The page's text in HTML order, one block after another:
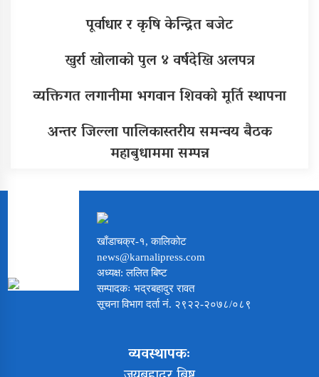
पूर्वाधार र कृषि केन्द्रित बजेट
खुर्रा खोलाको पुल ४ वर्षदेखि अलपत्र
व्यक्तिगत लगानीमा भगवान शिवको मूर्ति स्थापना
अन्तर जिल्ला पालिकास्तरीय समन्वय बैठक
महाबुधाममा सम्पन्न
खाँडाचक्र-१, कालिकोट
news@karnalipress.com
अध्यक्ष: ललित बिष्ट
सम्पादकः भद्रबहादुर रावत
सूचना विभाग दर्ता नं. २९२२-२०७८/०८९
व्यवस्थापकः